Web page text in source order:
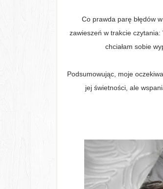
Co prawda parę błędów
zawieszeń w trakcie czytania:
chciałam sobie
Podsumowując, moje
jej świetności, ale